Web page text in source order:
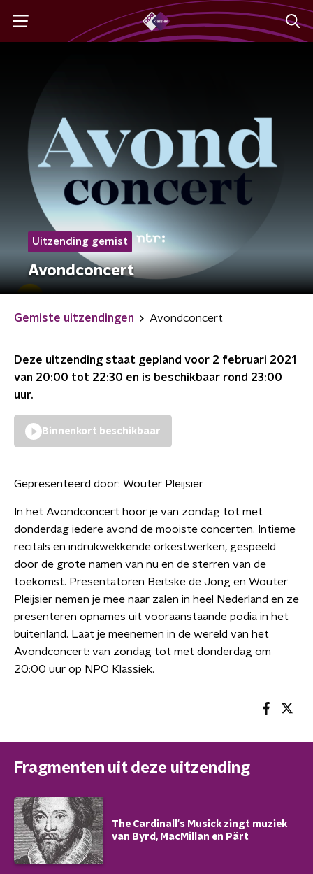
Uitzending gemist
Avondconcert
Gemiste uitzendingen Avondconcert
Deze uitzending staat gepland voor 2 februari 2021
van 20:00 tot 22:30 en is beschikbaar rond 23:00
uur.
Binnenkort beschikbaar
Gepresenteerd door: Wouter Pleijsier
In het Avondconcert hoor je van zondag tot met
donderdag iedere avond de mooiste concerten. Intieme
recitals en indrukwekkende orkestwerken, gespeeld
door de grote namen van nu en de sterren van de
toekomst. Presentatoren Beitske de Jong en Wouter
Pleijsier nemen je mee naar zalen in heel Nederland en ze
presenteren opnames uit vooraanstaande podia in het
buitenland. Laat je meenemen in de wereld van het
Avondconcert: van zondag tot met donderdag om
20:00 uur op NPO Klassiek.
Fragmenten uit deze uitzending
The Cardinall's Musick zingt muziek
van Byrd, MacMillan en Pärt